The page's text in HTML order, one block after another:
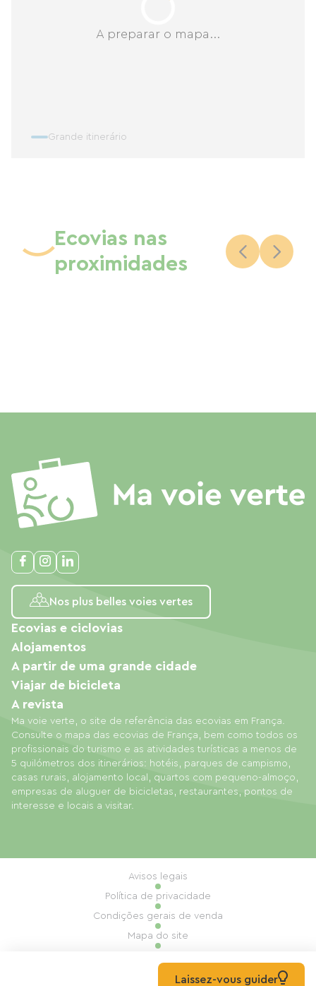
A preparar o mapa...
Grande itinerário
Ecovias nas
proximidades
Nos plus belles voies vertes
Ma voie verte, o site de referência das ecovias em França.
Consulte o mapa das ecovias de França, bem como todos os
profissionais do turismo e as atividades turísticas a menos de
5 quilómetros dos itinerários: hotéis, parques de campismo,
casas rurais, alojamento local, quartos com pequeno-almoço,
empresas de aluguer de bicicletas, restaurantes, pontos de
interesse e locais a visitar.
Ecovias e ciclovias
Alojamentos
A partir de uma grande cidade
Viajar de bicicleta
A revista
Avisos legais
Política de privacidade
Condições gerais de venda
Mapa do site
Realização: Mill, PrivasLaissez-vous guider